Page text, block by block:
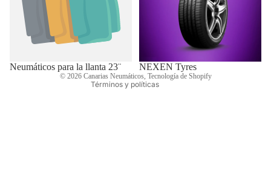
Neumáticos para la llanta 23¨ NEXEN Tyres
© 2026 Canarias Neumáticos, Tecnología de Shopify
Términos y políticas
Términos del servicio
Política de envío
Información de contacto
Aviso legal